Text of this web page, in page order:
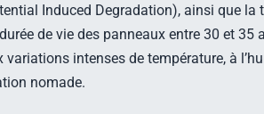
Induced Degradation), ainsi que la
de vie des panneaux entre 30 et 35
intenses de température, à
nomade.